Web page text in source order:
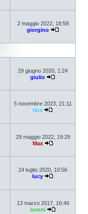
2 maggio 2022, 18:58
giorgino
29 giugno 2020, 1:24
giulio
5 novembre 2023, 21:11
tius
29 maggio 2022, 19:29
Max
24 luglio 2020, 10:56
lucy
13 marzo 2017, 16:46
bonni